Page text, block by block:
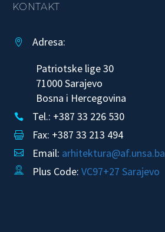
KONTAKT


Adresa:
Patriotske lige 30
71000 Sarajevo
Bosna i Hercegovina

 Tel.: +387 33 226 530

 Fax: +387 33 213 494

 Email: arhitektura@af.unsa.ba

 Plus Code: VC97+27 Sarajevo